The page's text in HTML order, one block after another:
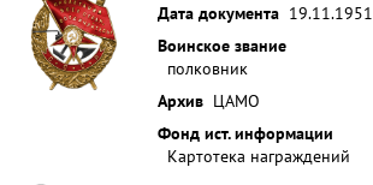
Дата документа 19.11.1951
Воинское звание
полковник
Архив ЦАМО
Фонд ист. информации
Картотека награждений